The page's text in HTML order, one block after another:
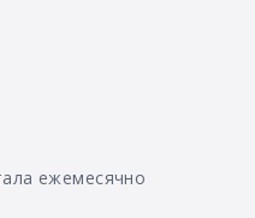
ежемесячно